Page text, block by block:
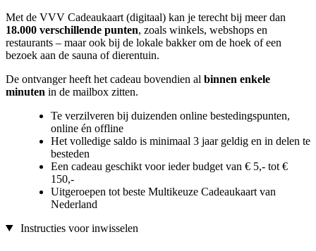
Met de VVV Cadeaukaart (digitaal) kan je terecht bij meer dan
18.000 verschillende punten, zoals winkels, webshops en
restaurants – maar ook bij de lokale bakker om de hoek of een
bezoek aan de sauna of dierentuin.
De ontvanger heeft het cadeau bovendien al binnen enkele
minuten in de mailbox zitten.
Te verzilveren bij duizenden online bestedingspunten,
online én offline
Het volledige saldo is minimaal 3 jaar geldig en in delen te
besteden
Een cadeau geschikt voor ieder budget van € 5,- tot €
150,-
Uitgeroepen tot beste Multikeuze Cadeaukaart van
Nederland
Instructies voor inwisselen